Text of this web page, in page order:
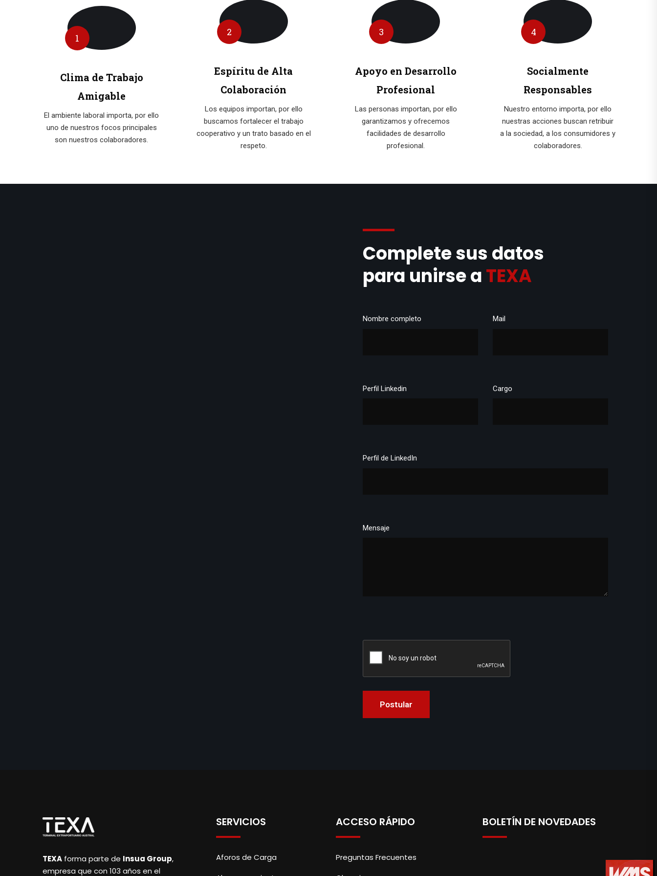
1
Clima de Trabajo
Amigable
El ambiente laboral importa, por ello
uno de nuestros focos principales
son nuestros colaboradores.
2
Espíritu de Alta
Colaboración
Los equipos importan, por ello
buscamos fortalecer el trabajo
cooperativo y un trato basado en el
respeto.
3
Apoyo en Desarrollo
Profesional
Las personas importan, por ello
garantizamos y ofrecemos
facilidades de desarrollo
profesional.
4
Socialmente
Responsables
Nuestro entorno importa, por ello
nuestras acciones buscan retribuir
a la sociedad, a los consumidores y
colaboradores.
Complete sus datos
para unirse aTEXA
Nombre completo Mail
Perfil Linkedin Cargo
Perfil de LinkedIn
Mensaje
TEXA forma parte de Insua Group,
empresa que con 103 años en el
SERVICIOS
Aforos de Carga
ACCESO RÁPIDO
Preguntas Frecuentes
BOLETÍN DE NOVEDADES